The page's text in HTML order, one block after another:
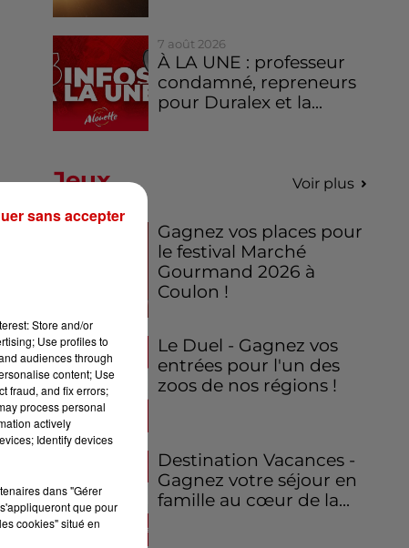
7 août 2026
À LA UNE : professeur
condamné, repreneurs
pour Duralex et la...
Jeux Voir plus
Gagnez vos places pour
le festival Marché
Gourmand 2026 à
Coulon !
Le Duel - Gagnez vos
entrées pour l'un des
zoos de nos régions !
Destination Vacances -
Gagnez votre séjour en
famille au cœur de la...
Store and/or
Use profiles to
audiences through
content; Use
fraud, and fix errors;
process personal
actively
Identify devices
dans "Gérer
que pour
cookies" situé en
sans accepter